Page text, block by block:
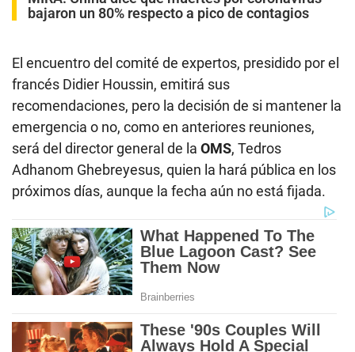
bajaron un 80% respecto a pico de contagios
El encuentro del comité de expertos, presidido por el
francés Didier Houssin, emitirá sus
recomendaciones, pero la decisión de si mantener la
emergencia o no, como en anteriores reuniones,
será del director general de la OMS, Tedros
Adhanom Ghebreyesus, quien la hará pública en los
próximos días, aunque la fecha aún no está fijada.